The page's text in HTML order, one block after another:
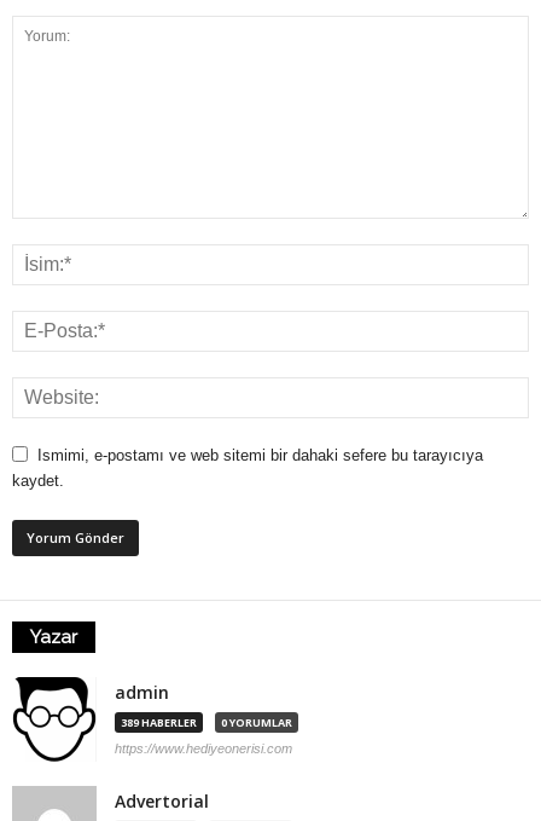
Ismimi, e-postamı ve web sitemi bir dahaki sefere bu tarayıcıya
kaydet.
Yazar
admin
389 HABERLER 0 YORUMLAR
https://www.hediyeonerisi.com
Advertorial